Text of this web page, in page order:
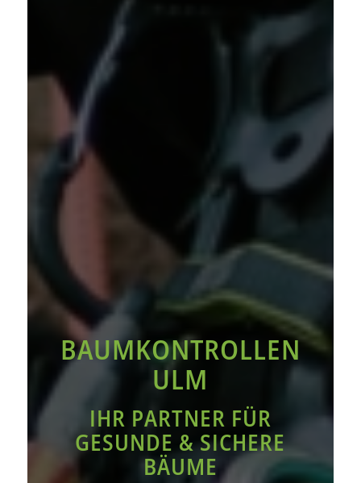
BAUMKONTROLLEN
ULM
IHR PARTNER FÜR
GESUNDE & SICHERE
BÄUME